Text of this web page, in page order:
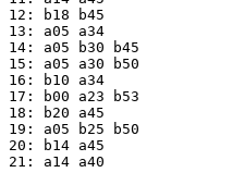
12: b18 b45
13: a05 a34
14: a05 b30 b45
15: a05 a30 b50
16: b10 a34
17: b00 a23 b53
18: b20 a45
19: a05 b25 b50
20: b14 a45
21: a14 a40